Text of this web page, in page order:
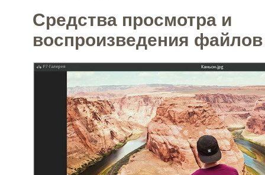
Средства просмотра и
воспроизведения файлов